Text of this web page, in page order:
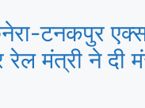
टनकपुर
मंत्री ने दी